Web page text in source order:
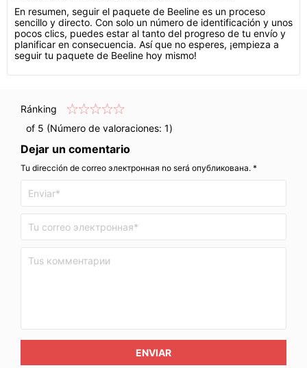
En resumen, seguir el paquete de Beeline es un proceso
sencillo y directo. Con solo un número de identificación y unos
pocos clics, puedes estar al tanto del progreso de tu envío y
planificar en consecuencia. Así que no esperes, ¡empieza a
seguir tu paquete de Beeline hoy mismo!
Ránking
of 5 (Número de valoraciones: 1)
Dejar un comentario
Tu dirección de correo электронная no será опубликована. *
ENVIAR